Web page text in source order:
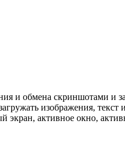
и обмена скриншотами и
изображения,
экран, активное окно,